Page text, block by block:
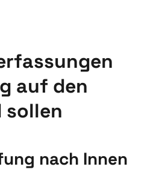
auf den
nach Innen